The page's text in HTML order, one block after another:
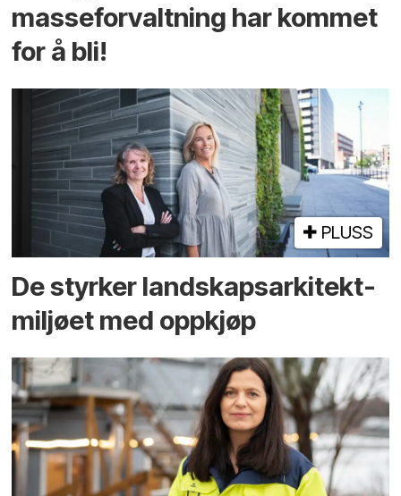
masseforvaltning har kommet
for å bli!
PLUSS
De styrker landskaps­arkitekt­
miljøet med oppkjøp